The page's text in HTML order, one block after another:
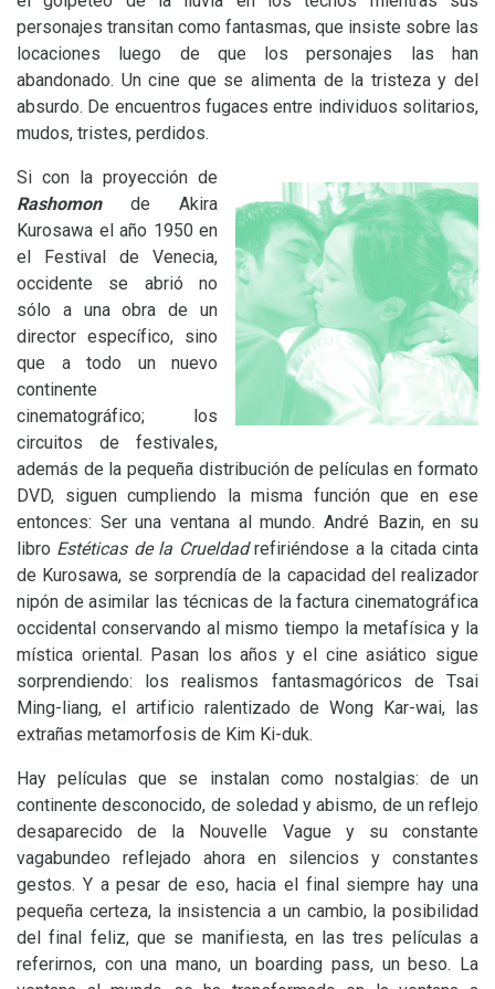
personajes transitan como fantasmas, que insiste sobre las
locaciones luego de que los personajes las han
abandonado. Un cine que se alimenta de la tristeza y del
absurdo. De encuentros fugaces entre individuos solitarios,
mudos, tristes, perdidos.
Si con la proyección de
Rashomonde Akira
Kurosawa el año 1950 en
el Festival de Venecia,
occidente se abrió no
sólo a una obra de un
director específico, sino
que a todo un nuevo
continente
cinematográfico; los
circuitos de festivales,
además de la pequeña distribución de películas en formato
DVD, siguen cumpliendo la misma función que en ese
entonces: Ser una ventana al mundo. André Bazin, en su
libro Estéticas de la Crueldadrefiriéndose a la citada cinta
de Kurosawa, se sorprendía de la capacidad del realizador
nipón de asimilar las técnicas de la factura cinematográfica
occidental conservando al mismo tiempo la metafísica y la
mística oriental. Pasan los años y el cine asiático sigue
sorprendiendo: los realismos fantasmagóricos de Tsai
Ming-liang, el artificio ralentizado de Wong Kar-wai, las
extrañas metamorfosis de Kim Ki-duk.
Hay películas que se instalan como nostalgias: de un
continente desconocido, de soledad y abismo, de un reflejo
desaparecido de la Nouvelle Vague y su constante
vagabundeo reflejado ahora en silencios y constantes
gestos. Y a pesar de eso, hacia el final siempre hay una
pequeña certeza, la insistencia a un cambio, la posibilidad
del final feliz, que se manifiesta, en las tres películas a
referirnos, con una mano, un boarding pass, un beso. La